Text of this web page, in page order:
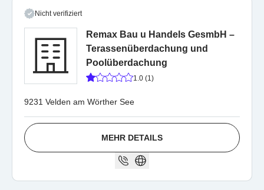
Nicht verifiziert
Remax Bau u Handels GesmbH –
Terassenüberdachung und
Poolüberdachung
1.0 (1)
9231 Velden am Wörther See
MEHR DETAILS